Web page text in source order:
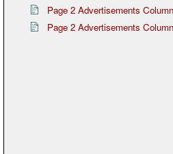
Page 2 Advertisements
Page 2 Advertisements